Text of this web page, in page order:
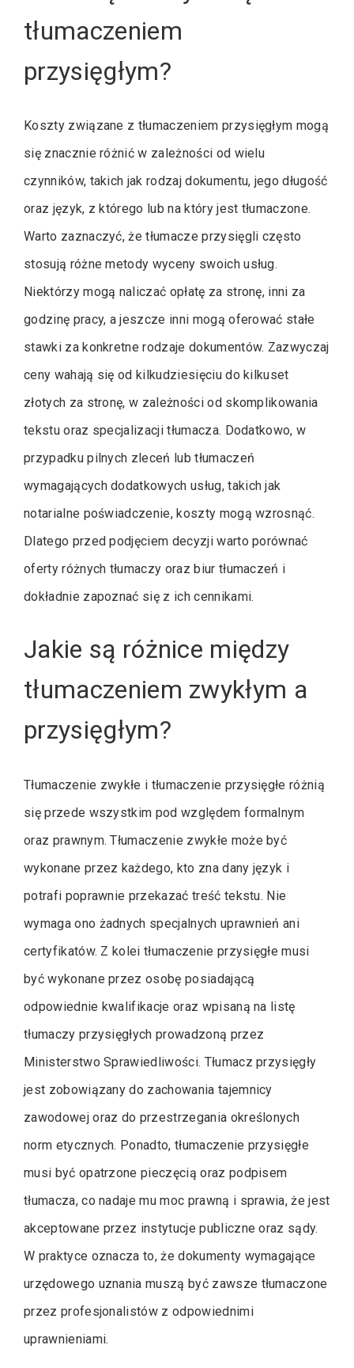
tłumaczeniem
przysięgłym?
Koszty związane z tłumaczeniem przysięgłym mogą
się znacznie różnić w zależności od wielu
czynników, takich jak rodzaj dokumentu, jego długość
oraz język, z którego lub na który jest tłumaczone.
Warto zaznaczyć, że tłumacze przysięgli często
stosują różne metody wyceny swoich usług.
Niektórzy mogą naliczać opłatę za stronę, inni za
godzinę pracy, a jeszcze inni mogą oferować stałe
stawki za konkretne rodzaje dokumentów. Zazwyczaj
ceny wahają się od kilkudziesięciu do kilkuset
złotych za stronę, w zależności od skomplikowania
tekstu oraz specjalizacji tłumacza. Dodatkowo, w
przypadku pilnych zleceń lub tłumaczeń
wymagających dodatkowych usług, takich jak
notarialne poświadczenie, koszty mogą wzrosnąć.
Dlatego przed podjęciem decyzji warto porównać
oferty różnych tłumaczy oraz biur tłumaczeń i
dokładnie zapoznać się z ich cennikami.
Jakie są różnice między
tłumaczeniem zwykłym a
przysięgłym?
Tłumaczenie zwykłe i tłumaczenie przysięgłe różnią
się przede wszystkim pod względem formalnym
oraz prawnym. Tłumaczenie zwykłe może być
wykonane przez każdego, kto zna dany język i
potrafi poprawnie przekazać treść tekstu. Nie
wymaga ono żadnych specjalnych uprawnień ani
certyfikatów. Z kolei tłumaczenie przysięgłe musi
być wykonane przez osobę posiadającą
odpowiednie kwalifikacje oraz wpisaną na listę
tłumaczy przysięgłych prowadzoną przez
Ministerstwo Sprawiedliwości. Tłumacz przysięgły
jest zobowiązany do zachowania tajemnicy
zawodowej oraz do przestrzegania określonych
norm etycznych. Ponadto, tłumaczenie przysięgłe
musi być opatrzone pieczęcią oraz podpisem
tłumacza, co nadaje mu moc prawną i sprawia, że jest
akceptowane przez instytucje publiczne oraz sądy.
W praktyce oznacza to, że dokumenty wymagające
urzędowego uznania muszą być zawsze tłumaczone
przez profesjonalistów z odpowiednimi
uprawnieniami.